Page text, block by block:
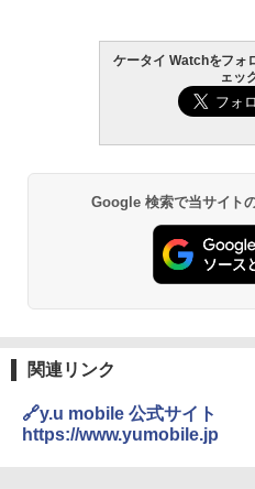
ケータイ Watchをフォ
ェッ
Google 検索で当サイト
関連リンク
🔗y.u mobile 公式サイト
https://www.yumobile.jp